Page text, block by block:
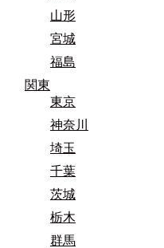
山形
宮城
福島
関東
東京
神奈川
埼玉
千葉
茨城
栃木
群馬